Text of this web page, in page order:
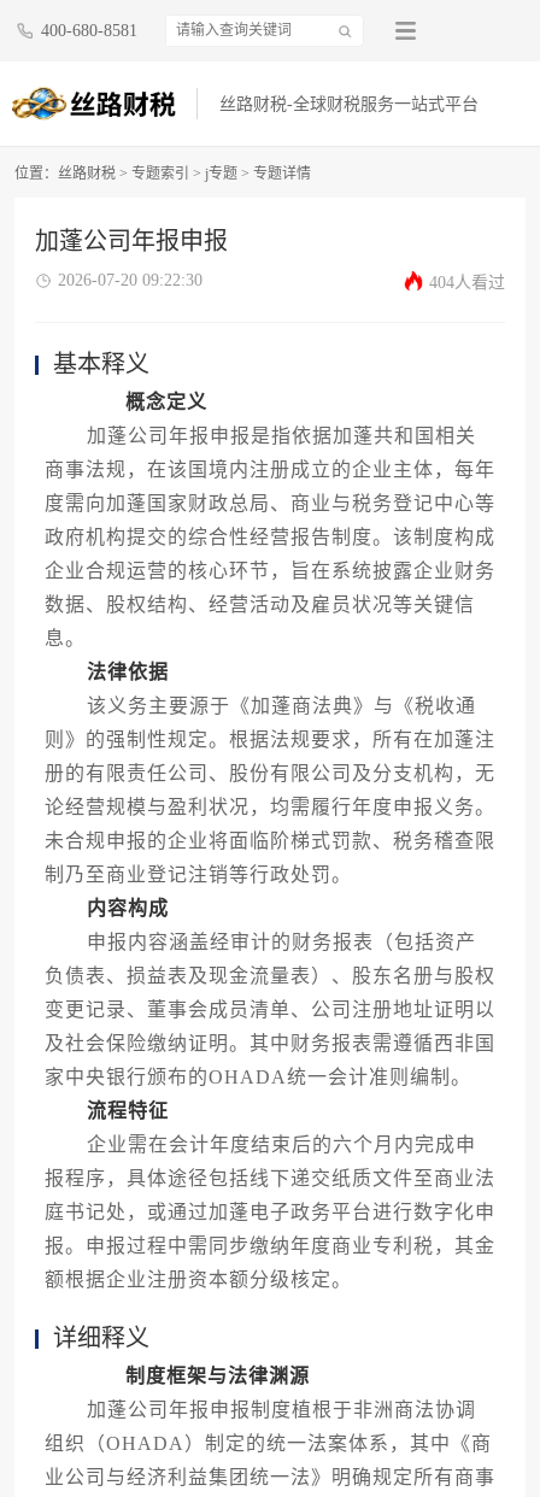
400-680-8581
丝路财税-全球财税服务一站式平台
位置： 丝路财税 > 专题索引 > j专题 > 专题详情
加蓬公司年报申报
2026-07-20 09:22:30 404人看过
基本释义
概念定义
加蓬公司年报申报是指依据加蓬共和国相关
商事法规，在该国境内注册成立的企业主体，每年
度需向加蓬国家财政总局、商业与税务登记中心等
政府机构提交的综合性经营报告制度。该制度构成
企业合规运营的核心环节，旨在系统披露企业财务
数据、股权结构、经营活动及雇员状况等关键信
息。
法律依据
该义务主要源于《加蓬商法典》与《税收通
则》的强制性规定。根据法规要求，所有在加蓬注
册的有限责任公司、股份有限公司及分支机构，无
论经营规模与盈利状况，均需履行年度申报义务。
未合规申报的企业将面临阶梯式罚款、税务稽查限
制乃至商业登记注销等行政处罚。
内容构成
申报内容涵盖经审计的财务报表（包括资产
负债表、损益表及现金流量表）、股东名册与股权
变更记录、董事会成员清单、公司注册地址证明以
及社会保险缴纳证明。其中财务报表需遵循西非国
家中央银行颁布的OHADA统一会计准则编制。
流程特征
企业需在会计年度结束后的六个月内完成申
报程序，具体途径包括线下递交纸质文件至商业法
庭书记处，或通过加蓬电子政务平台进行数字化申
报。申报过程中需同步缴纳年度商业专利税，其金
额根据企业注册资本额分级核定。
详细释义
制度框架与法律渊源
加蓬公司年报申报制度植根于非洲商法协调
组织（OHADA）制定的统一法案体系，其中《商
业公司与经济利益集团统一法》明确规定所有商事